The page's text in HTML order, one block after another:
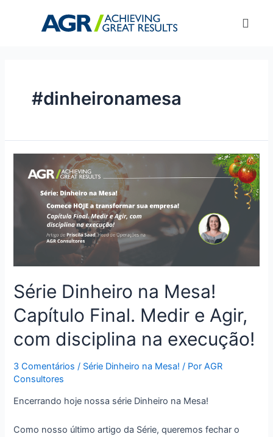
#dinheironamesa
Série Dinheiro na Mesa!
Capítulo Final. Medir e Agir,
com disciplina na execução!
3 Comentários / Série Dinheiro na Mesa! / PorAGR
Consultores
Encerrando hoje nossa série Dinheiro na Mesa!
Como nosso último artigo da Série, queremos fechar o